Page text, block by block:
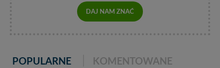
DAJ NAM ZNAĆ
POPULARNE KOMENTOWANE